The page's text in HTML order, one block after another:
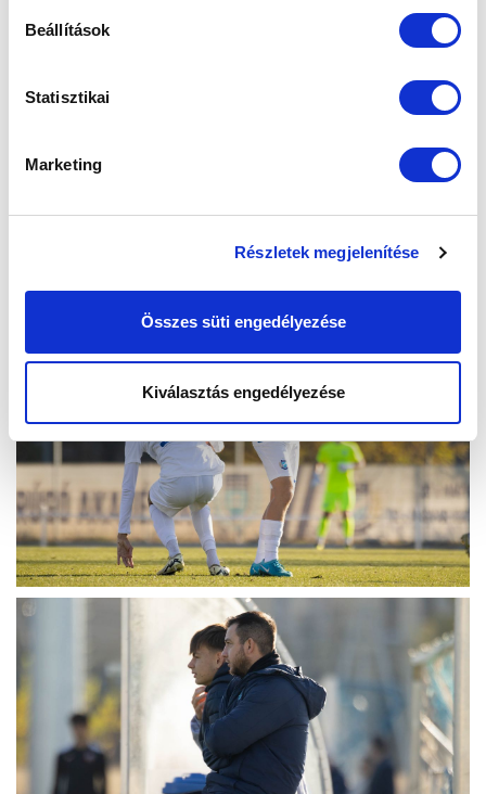
Beállítások
Statisztikai
Marketing
Részletek megjelenítése
Összes süti engedélyezése
Kiválasztás engedélyezése